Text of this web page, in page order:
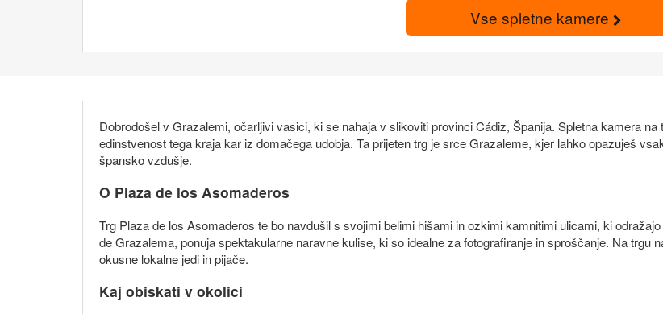
Vse spletne kamere
Dobrodošel v Grazalemi, očarljivi vasici, ki se nahaja v slikoviti provinci Cádiz, Španija. Spletna kamera
edinstvenost tega kraja kar iz domačega udobja. Ta prijeten trg je srce Grazaleme, kjer lahko opazuješ
špansko vzdušje.
O Plaza de los Asomaderos
Trg Plaza de los Asomaderos te bo navdušil s svojimi belimi hišami in ozkimi kamnitimi ulicami, ki
de Grazalema, ponuja spektakularne naravne kulise, ki so idealne za fotografiranje in sproščanje. Na trgu
okusne lokalne jedi in pijače.
Kaj obiskati v okolici